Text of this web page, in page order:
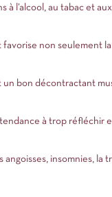
à l’alcool, au tabac et
non seulement
un bon décontractant
à trop réfléchir
insomnies, la